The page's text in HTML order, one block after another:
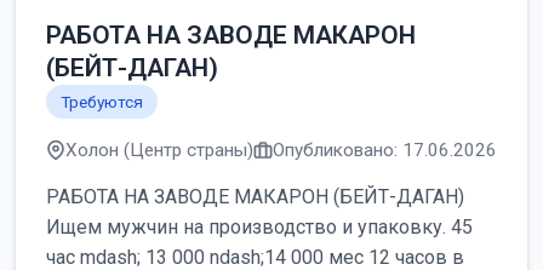
РАБОТА НА ЗАВОДЕ МАКАРОН
(БЕЙТ-ДАГАН)
Требуются
Холон (Центр страны) Опубликовано: 17.06.2026
РАБОТА НА ЗАВОДЕ МАКАРОН (БЕЙТ-ДАГАН)
Ищем мужчин на производство и упаковку. 45
час mdash; 13 000 ndash;14 000 мес 12 часов в